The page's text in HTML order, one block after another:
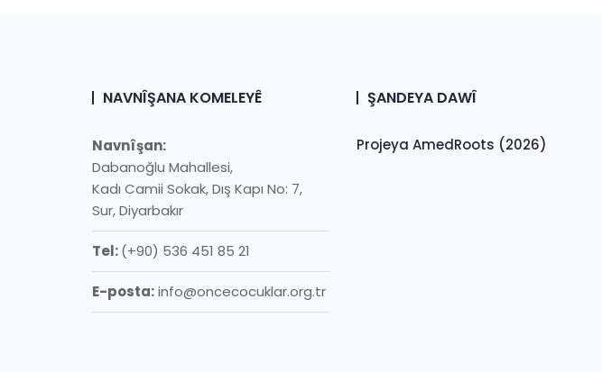
NAVNÎŞANA KOMELEYÊ
Navnîşan:
Dabanoğlu Mahallesi,
Kadı Camii Sokak, Dış Kapı No: 7,
Sur, Diyarbakır
Tel:(+90) 536 451 85 21
E-posta:info@oncecocuklar.org.tr
ŞANDEYA DAWÎ
Projeya AmedRoots (2026)